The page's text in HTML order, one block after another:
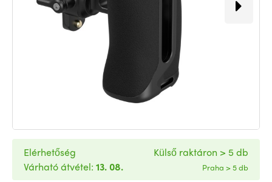
Elérhetőség
Várható átvétel: 13. 08.
Külső raktáron > 5 db
Praha > 5 db